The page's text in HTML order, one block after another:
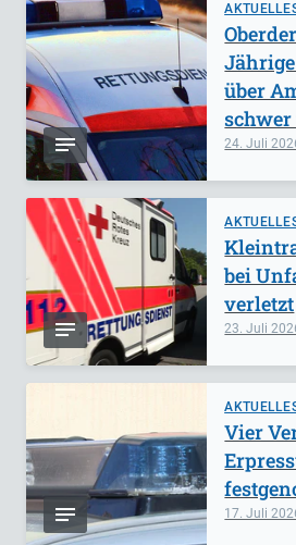
24. Juli
über
23. Juli
bei
verletzt
17. Juli
Vier